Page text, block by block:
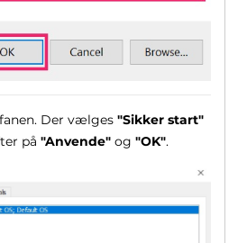
fanen. Der vælges"Sikker start"
på "Anvende"og "OK".